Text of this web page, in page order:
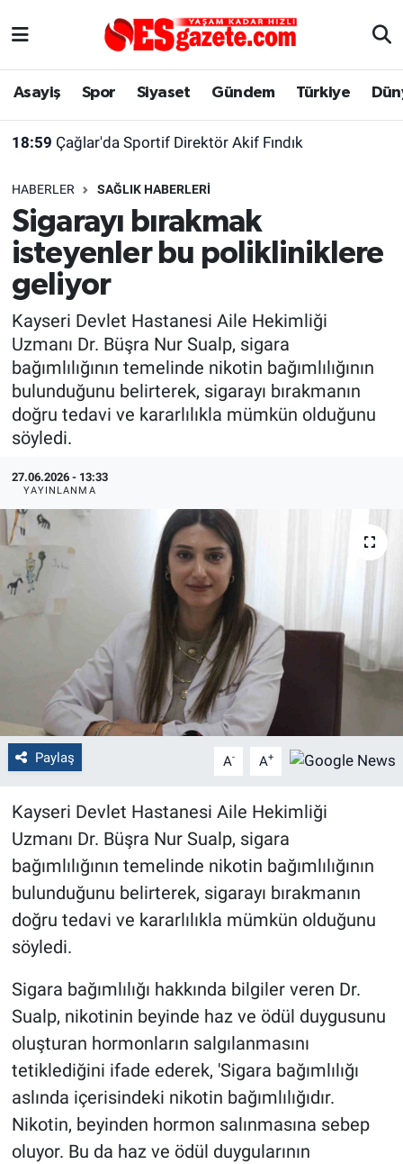
Asayiş Spor Siyaset Gündem Türkiye
18:59 Çağlar'da Sportif Direktör Akif Fındık
HABERLER SAĞLIK HABERLERI
Sigarayı bırakmak
isteyenler bu polikliniklere
geliyor
Kayseri Devlet Hastanesi Aile Hekimliği
Uzmanı Dr. Büşra Nur Sualp, sigara
bağımlılığının temelinde nikotin bağımlılığının
bulunduğunu belirterek, sigarayı bırakmanın
doğru tedavi ve kararlılıkla mümkün olduğunu
söyledi.
27.06.2026 - 13:33
YAYINLANMA
Paylaş A- A+
Kayseri Devlet Hastanesi Aile Hekimliği
Uzmanı Dr. Büşra Nur Sualp, sigara
bağımlılığının temelinde nikotin bağımlılığının
bulunduğunu belirterek, sigarayı bırakmanın
doğru tedavi ve kararlılıkla mümkün olduğunu
söyledi.
Sigara bağımlılığı hakkında bilgiler veren Dr.
Sualp, nikotinin beyinde haz ve ödül duygusunu
oluşturan hormonların salgılanmasını
tetiklediğini ifade ederek, 'Sigara bağımlılığı
aslında içerisindeki nikotin bağımlılığıdır.
Nikotin, beyinden hormon salınmasına sebep
oluyor. Bu da haz ve ödül duygularının
Asayiş
Türkiye
Dünya
Sağlık
Alış-Veriş/İş dünyası
Yaşam
Eskişehirspor Arşivi
Eskişehir Arşivi
Röportaj
Ekonomi
Kültür Sanat
Politika
Bilecik
Kütahya
Gezi
Çevre
Yerel
Magazin
Bilim ve Teknoloji
Eskişehir Nöbetçi Eczaneler
Süper Lig Puan Durumu ve Fikstür
Tüm Manşetler
Son Dakika Haberleri
Haber Arşivi